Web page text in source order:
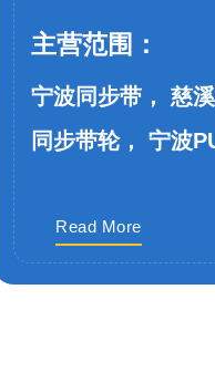
主营范围：
宁波同步带， 慈
同步带轮， 宁波
Read More